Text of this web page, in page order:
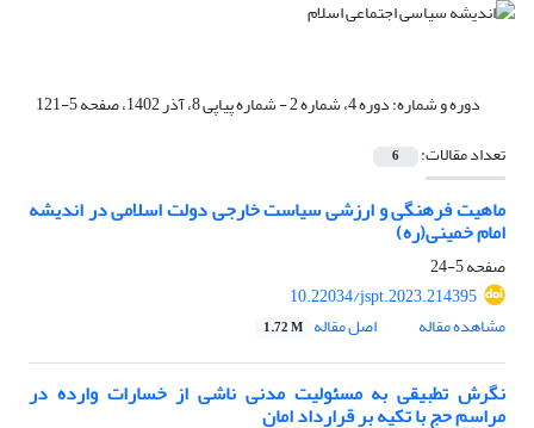
دوره و شماره:دوره 4، شماره 2 - شماره پیاپی 8، آذر 1402، صفحه 5-121
تعداد مقالات:
6
ماهیت فرهنگی و ارزشی سیاست خارجی دولت اسلامی در اندیشه
امام خمینی(ره)
صفحه5-24
10.22034/jspt.2023.214395
مشاهده مقاله
اصل مقاله 1.72 M
نگرش تطبیقی به مسئولیت‌ مدنی ناشی از خسارات وارده در
مراسم حج با تکیه بر قرارداد امان